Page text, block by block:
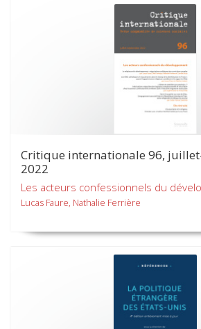
Critique internationale 96,
2022
Les acteurs confessionnels du
Lucas Faure, Nathalie Ferrière